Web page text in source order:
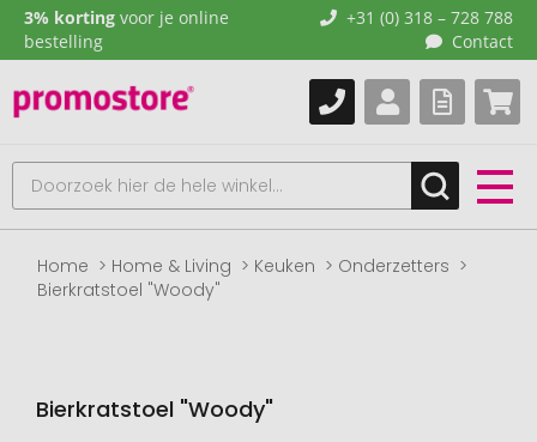
3% korting voor je online
bestelling
+31 (0) 318 – 728 788
Contact
Home Home & Living Keuken
Onderzetters
Bierkratstoel "Woody"
Bierkratstoel "Woody"